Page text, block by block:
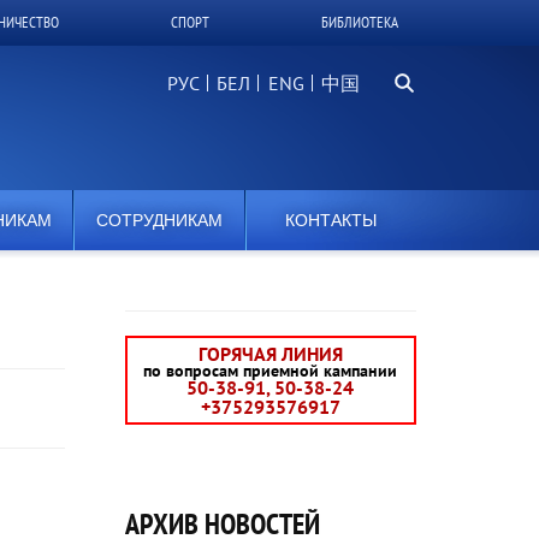
СПОРТ БИБЛИОТЕКА
РУС БЕЛ 中国 Поиск...
СОТРУДНИКАМ КОНТАКТЫ
ГОРЯЧАЯ ЛИНИЯ
по вопросам приемной кампании
50-38-91, 50-38-24
+375293576917
АРХИВ НОВОСТЕЙ